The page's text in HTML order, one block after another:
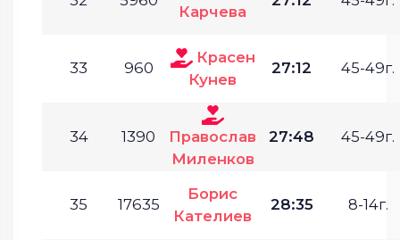
Карчева
33 960
Красен
Кунев
27:12 45-49г.
34 1390
Православ
Миленков
27:48 45-49г.
35 17635
Борис
Кателиев
28:35 8-14г.